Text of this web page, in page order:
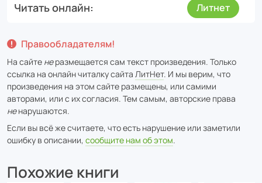
Читать онлайн Литнет
Правообладателям!
На сайте неразмещается сам текст произведения. Только
ссылка на онлайн читалку сайта ЛитНет. И мы верим, что
произведения на этом сайте размещены, или самими
авторами, или с их согласия. Тем самым, авторские права
ненарушаются.
Если вы всё же считаете, что есть нарушение или заметили
ошибку в описании, сообщите нам об этом.
Похожие книги